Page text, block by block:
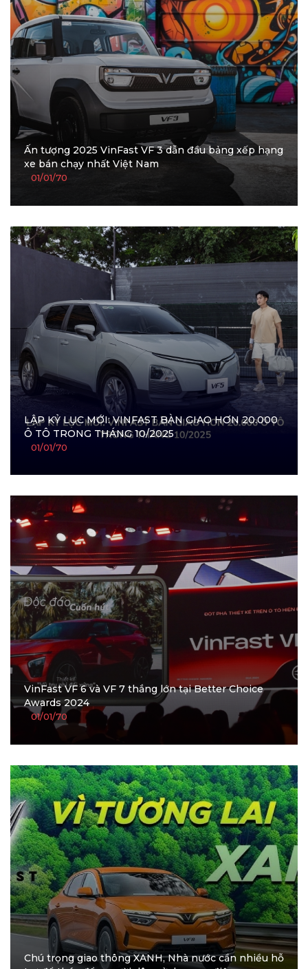
Ấn tượng 2025 VinFast VF 3 dẫn đầu bảng xếp hạng
xe bán chạy nhất Việt Nam
01/01/70
LẬP KỶ LỤC MỚI: VINFAST BÀN GIAO HƠN 20.000
Ô TÔ TRONG THÁNG 10/2025
01/01/70
VinFast VF 6 và VF 7 thắng lớn tại Better Choice
Awards 2024
01/01/70
Chú trọng giao thông XANH, Nhà nước cần nhiều hỗ